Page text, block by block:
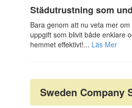
Städutrustning som
Bara genom att nu veta mer
uppgift som blivit både enklare
hemmet effektivt!... Läs Mer
Sweden Company